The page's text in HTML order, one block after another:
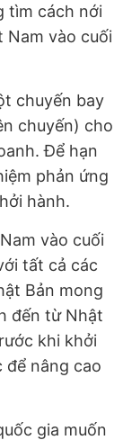
tìm cách nới
Nam vào cuối
chuyến bay
chuyến) cho
Để hạn
phản ứng
hành.
vào cuối
tất cả các
Bản mong
đến từ Nhật
khi khởi
để nâng cao
gia muốn